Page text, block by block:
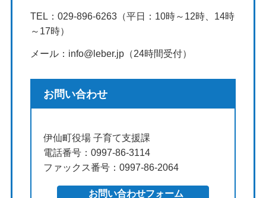
TEL：029-896-6263（平日：10時～12時、14時
～17時）
メール：info@leber.jp（24時間受付）
お問い合わせ
伊仙町役場 子育て支援課
電話番号：0997-86-3114
ファックス番号：0997-86-2064